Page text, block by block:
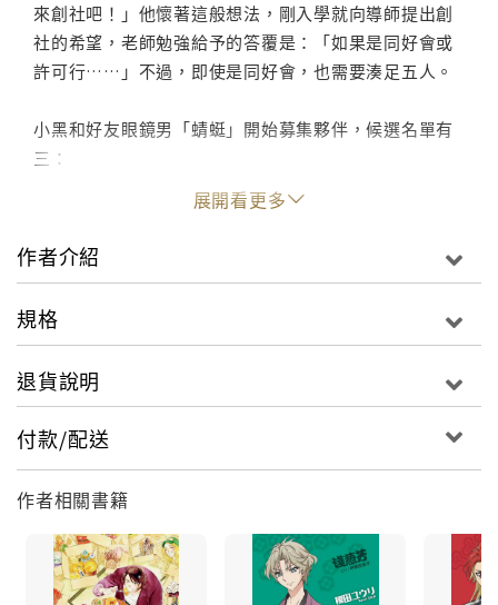
來創社吧！」他懷著這般想法，剛入學就向導師提出創
社的希望，老師勉強給予的答覆是：「如果是同好會或
許可行……」不過，即使是同好會，也需要湊足五人。
小黑和好友眼鏡男「蜻蜓」開始募集夥伴，候選名單有
三：
傳說是梨園子弟的樂團主唱阿久津－－其實是音痴。
擁有龐大粉絲團的戲劇社招牌淺蔥－－其實是女生。
自幼學習日本舞踊的天才少年丹羽－－現在不練了。
招募同好之路一開始就處處碰壁，真有可能成功嗎？
展開看更多
作者介紹
規格
退貨說明
付款/配送
作者相關書籍